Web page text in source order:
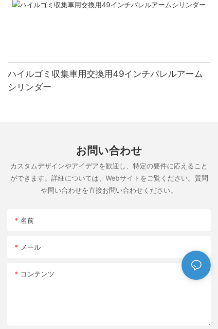
ハイルゴミ収集車用交換用49インチバレルアーム
シリンダー
お問い合わせ
カスタムデザインやアイデアを歓迎し、特定の要件に応えること
ができます。詳細については、Webサイトをご覧ください。質問
や問い合わせを直接お問い合わせください。
名前
メール
コンテンツ